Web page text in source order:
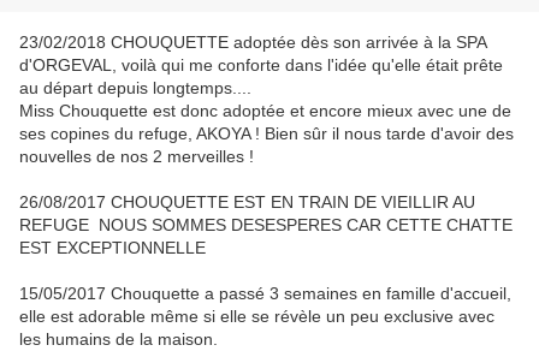
23/02/2018 CHOUQUETTE adoptée dès son arrivée à la SPA
d'ORGEVAL, voilà qui me conforte dans l'idée qu'elle était prête
au départ depuis longtemps....
Miss Chouquette est donc adoptée et encore mieux avec une de
ses copines du refuge, AKOYA ! Bien sûr il nous tarde d'avoir des
nouvelles de nos 2 merveilles !
26/08/2017 CHOUQUETTE EST EN TRAIN DE VIEILLIR AU
REFUGE NOUS SOMMES DESESPERES CAR CETTE CHATTE
EST EXCEPTIONNELLE
15/05/2017 Chouquette a passé 3 semaines en famille d'accueil,
elle est adorable même si elle se révèle un peu exclusive avec
les humains de la maison.